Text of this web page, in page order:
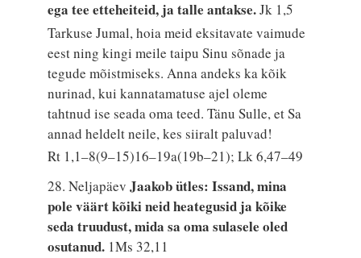
ega tee etteheiteid, ja talle antakse.Jk 1,5
Tarkuse Jumal, hoia meid eksitavate vaimude
eest ning kingi meile taipu Sinu sõnade ja
tegude mõistmiseks. Anna andeks ka kõik
nurinad, kui kannatamatuse ajel oleme
tahtnud ise seada oma teed. Tänu Sulle, et Sa
annad heldelt neile, kes siiralt paluvad!
Rt 1,1–8(9–15)16–19a(19b–21); Lk 6,47–49
28. NeljapäevJaakob ütles: Issand, mina
pole väärt kõiki neid heategusid ja kõike
seda truudust, mida sa oma sulasele oled
osutanud. 1Ms 32,11